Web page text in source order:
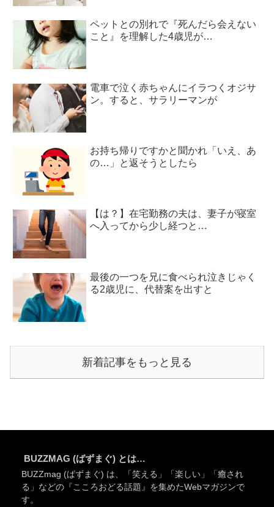
ペットとの別れで『死んだら会えない
こと』を理解した4歳児が…
電車で泣く赤ちゃんにイラつくオジサ
ン。すると、サラリーマンが
お持ち帰りですかと聞かれ「いえ、あ
の…」と返そうとしたら
【は？】在宅勤務の夫は、妻子が寝室
へ入ってから少し経つと…
最後の一つを兄に食べられ泣きじゃく
る2歳児に、代替案を出すと
新着記事をもっと見る
BUZZMAG (ばずまぐ) とは…
BUZZmag (ばずまぐ) は、「笑える」「楽しい」「癒され
る」などの『こころおどる話題』を集めたWebマガジンで
す。